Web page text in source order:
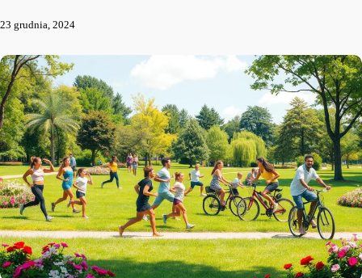
23 grudnia, 2024